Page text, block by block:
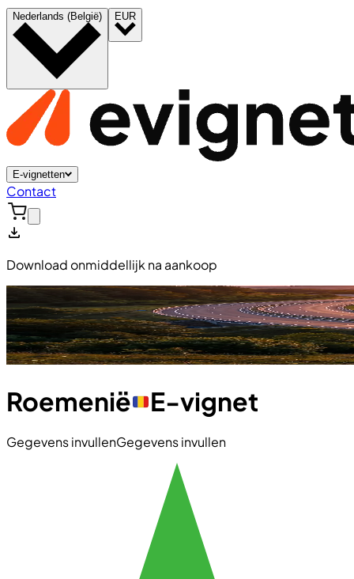
Nederlands (België) EUR
E-vignetten
Contact
Download onmiddellijk na aankoop
Roemenië E-vignet
Gegevens invullenGegevens invullen